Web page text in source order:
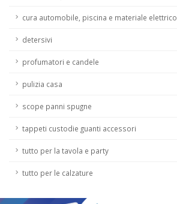
cura automobile, piscina e materiale elettrico
detersivi
profumatori e candele
pulizia casa
scope panni spugne
tappeti custodie guanti accessori
tutto per la tavola e party
tutto per le calzature